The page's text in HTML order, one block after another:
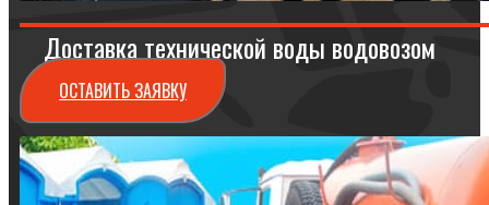
Доставка технической воды водовозом
ОСТАВИТЬ ЗАЯВКУ